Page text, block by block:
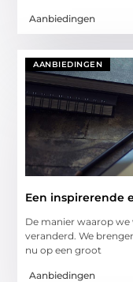
Aanbiedingen
AANBIEDINGEN
Een inspirerende
De manier waarop
veranderd. We
nu op een groot
Aanbiedingen